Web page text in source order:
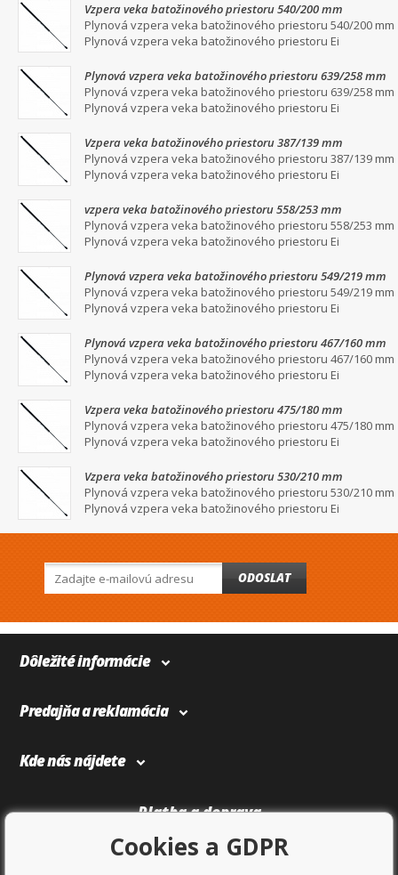
Vzpera veka batožinového priestoru 540/200 mm
Plynová vzpera veka batožinového priestoru 540/200 mm
Plynová vzpera veka batožinového priestoru Ei
Plynová vzpera veka batožinového priestoru 639/258 mm
Plynová vzpera veka batožinového priestoru 639/258 mm
Plynová vzpera veka batožinového priestoru Ei
Vzpera veka batožinového priestoru 387/139 mm
Plynová vzpera veka batožinového priestoru 387/139 mm
Plynová vzpera veka batožinového priestoru Ei
vzpera veka batožinového priestoru 558/253 mm
Plynová vzpera veka batožinového priestoru 558/253 mm
Plynová vzpera veka batožinového priestoru Ei
Plynová vzpera veka batožinového priestoru 549/219 mm
Plynová vzpera veka batožinového priestoru 549/219 mm
Plynová vzpera veka batožinového priestoru Ei
Plynová vzpera veka batožinového priestoru 467/160 mm
Plynová vzpera veka batožinového priestoru 467/160 mm
Plynová vzpera veka batožinového priestoru Ei
Vzpera veka batožinového priestoru 475/180 mm
Plynová vzpera veka batožinového priestoru 475/180 mm
Plynová vzpera veka batožinového priestoru Ei
Vzpera veka batožinového priestoru 530/210 mm
Plynová vzpera veka batožinového priestoru 530/210 mm
Plynová vzpera veka batožinového priestoru Ei
ODOSLAT
Dôležité informácie
Predajňa a reklamácia
Kde nás nájdete
Platba a doprava
Cookies a GDPR